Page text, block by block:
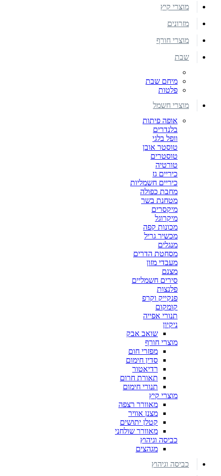
מוצרי קיץ
מזרונים
מוצרי חורף
שבת
מיחם שבת
פלטות
מוצרי חשמל
אופה פיתות
בלנדרים
וופל בלגי
טוסטר אובן
טוסטרים
טורטיה
כיריים גז
כיריים חשמליות
מחבת כפולה
מטחנת בשר
מיקסרים
מיקרוגל
מכונות קפה
מכשיר גריל
מנגלים
מסחטת הדרים
מעבדי מזון
מצנם
סירים חשמליים
פלנצות
פנקייק וקרפ
קומקום
תנורי אפייה
ניקיון
שואב אבק
מוצרי חורף
מפזרי חום
סדין חימום
רדיאטור
תאורת חרום
תנורי חימום
מוצרי קיץ
מאוורר רצפה
מצנן אוויר
קטלן יתושים
מאוורר שולחני
כביסה וגיהוץ
מגהצים
כביסה וגיהוץ